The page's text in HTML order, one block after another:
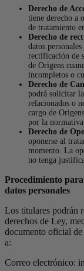
Derecho de
tiene derecho a
de tratamiento
Derecho de
datos
rectificación de
de Origens
incompletos o
Derecho de
podrá solicitar la
relacionados o
cargo de
por la normativa
Derecho de
oponerse al
momento. La
no tenga
Procedimiento
datos personales
Los titulares podrán
derechos de Ley,
documento oficial
a:
Correo electrónico: